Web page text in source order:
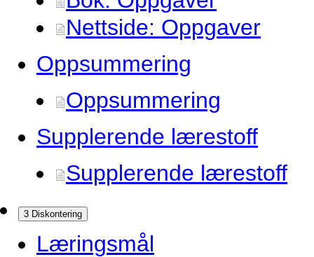
Nettside: Oppgaver
Oppsummering
Oppsummering
Supplerende lærestoff
Supplerende lærestoff
3 Diskontering
Læringsmål